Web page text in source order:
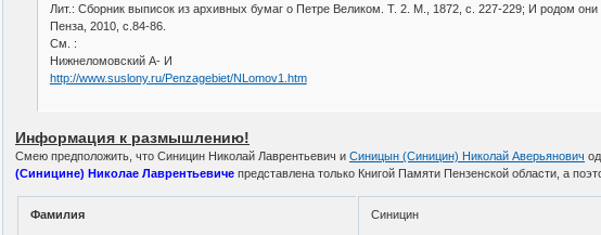
Лит.: Сборник выписок из архивных бумаг о Петре Великом. Т. 2. М., 1872, с. 227-229; И родом
Пенза, 2010, с.84-86.
См. :
Нижнеломовский А- И
http://www.suslony.ru/Penzagebiet/NLomov1.htm
Информация к размышлению!
Смею предположить, что Синицин Николай Лаврентьевич иСиницын (Синицин) Николай Аверьянович
(Синицине) Николае Лаврентьевиче представлена только Книгой Памяти Пензенской области, а
Фамилия Синицин